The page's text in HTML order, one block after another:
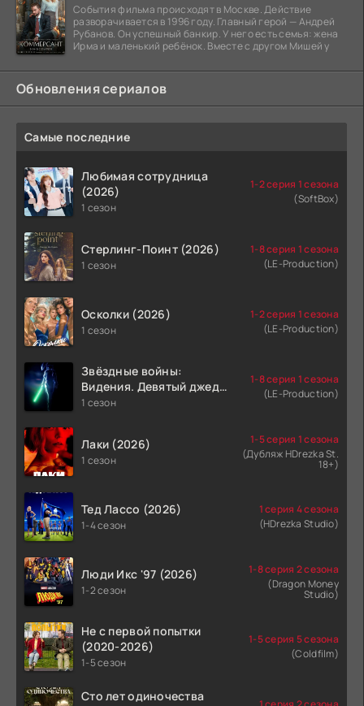
События фильма происходят в Москве. Действие
разворачивается в 1996 году. Главный герой — Андрей
Рубанов. Он успешный банкир. У него есть семья: жена
Ирма и маленький ребёнок. Вместе с другом Мишей у
Обновления сериалов
Самые последние
Любимая сотрудница
(2026)
1 сезон
1-2 серия 1 сезона
(SoftBox)
Стерлинг-Поинт (2026)
1 сезон
1-8 серия 1 сезона
(LE-Production)
Осколки (2026)
1 сезон
1-2 серия 1 сезона
(LE-Production)
Звёздные войны:
Видения. Девятый джедай
(2026)
1 сезон
1-8 серия 1 сезона
(LE-Production)
Лаки (2026)
1 сезон
1-5 серия 1 сезона
(Дубляж HDrezka St.
18+)
Тед Лассо (2026)
1-4 сезон
1 серия 4 сезона
(HDrezka Studio)
Люди Икс '97 (2026)
1-2 сезон
1-8 серия 2 сезона
(Dragon Money
Studio)
Не с первой попытки
(2020-2026)
1-5 сезон
1-5 серия 5 сезона
(Coldfilm)
Сто лет одиночества